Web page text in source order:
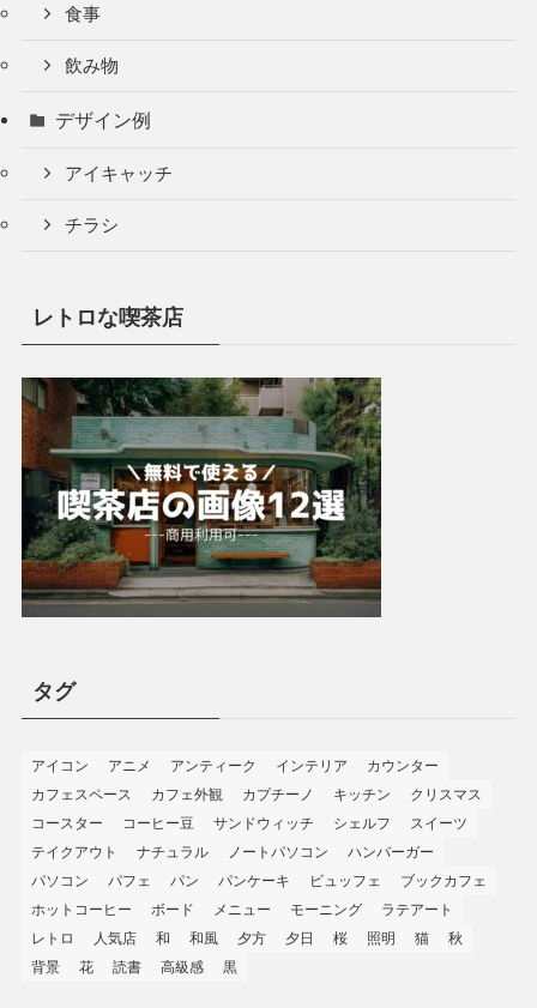
食事
飲み物
デザイン例
アイキャッチ
チラシ
レトロな喫茶店
タグ
アイコン アニメ アンティーク インテリア
カウンター
カフェスペース
カフェ外観 カプチーノ キッチン
クリスマス
コースター
コーヒー豆 サンドウィッチ シェルフ
スイーツ
テイクアウト
ナチュラル ノートパソコン
ハンバーガー
パソコン
パフェ パン パンケーキ ビュッフェ
ブックカフェ
ホットコーヒー
ボード メニュー モーニング
ラテアート
レトロ
人気店 和 和風 夕方 夕日 桜 照明 猫
秋
背景
花 読書 高級感 黒